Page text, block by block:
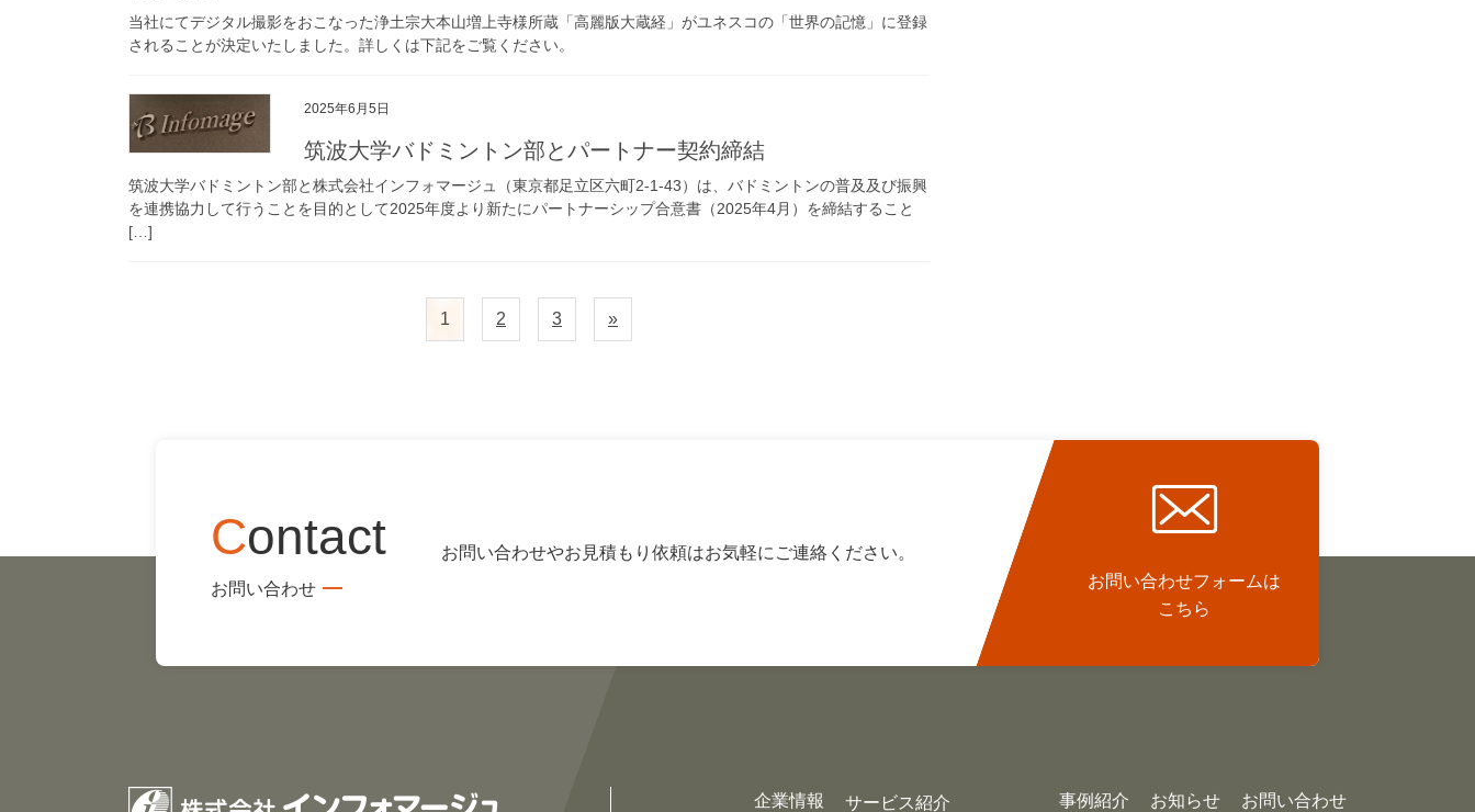
当社にてデジタル撮影をおこなった浄土宗大本山増上寺様所蔵「高麗版大蔵経」がユネスコの「世界の記憶」に登録
されることが決定いたしました。詳しくは下記をご覧ください。
2025年6月5日
筑波大学バドミントン部とパートナー契約締結
筑波大学バドミントン部と株式会社インフォマージュ（東京都足立区六町2-1-43）は、バドミントンの普及及び振興
を連携協力して行うことを目的として2025年度より新たにパートナーシップ合意書（2025年4月）を締結すること
[…]
固
定
1
固
定
2
固
定
3 »
Contact
お問い合わせ
お問い合わせやお見積もり依頼はお気軽にご連絡ください。
お問い合わせフォームは
こちら
企業情報 サービス紹介 事例紹介 お知らせ お問い合わせ